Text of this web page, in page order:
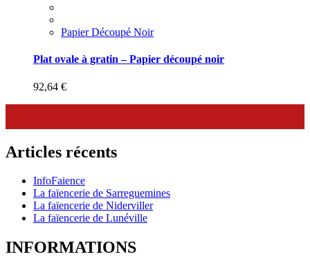
Papier Découpé Noir
Plat ovale à gratin – Papier découpé noir
92,64 €
Articles récents
InfoFaience
La faïencerie de Sarreguemines
La faïencerie de Niderviller
La faïencerie de Lunéville
INFORMATIONS